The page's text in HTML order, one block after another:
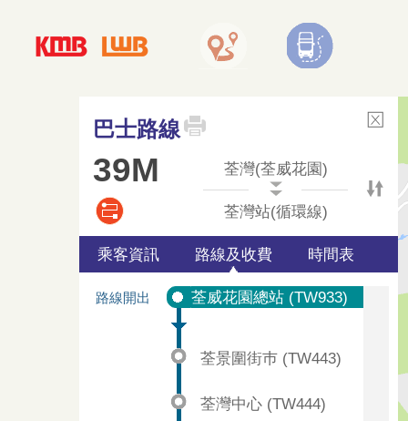
巴士路線
39M 荃灣(荃威花園)
荃灣站(循環線)
乘客資訊 路線及收費 時間表
路線開出 荃威花園總站 (TW933)
荃景圍街巿 (TW443)
荃灣中心 (TW444)